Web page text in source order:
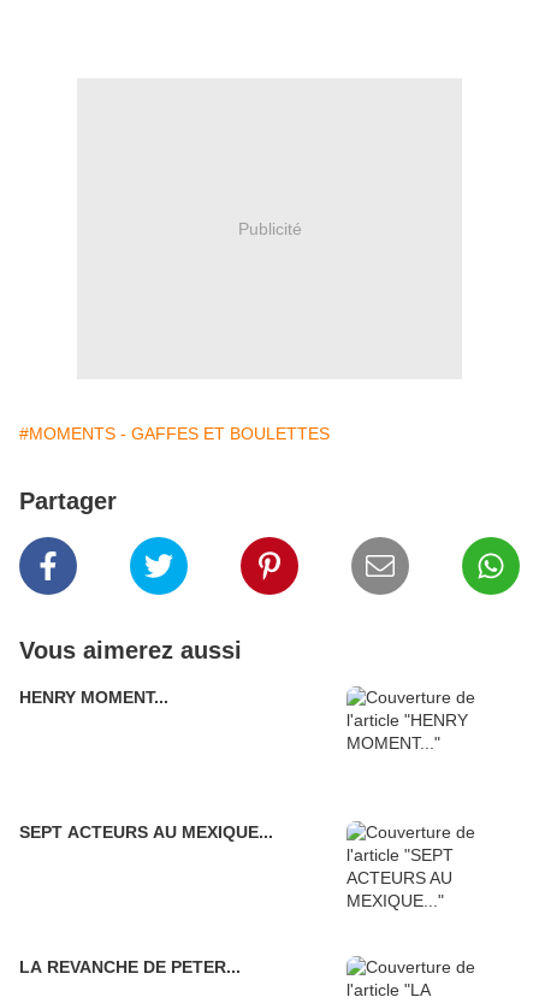
Publicité
#MOMENTS - GAFFES ET BOULETTES
Partager
Vous aimerez aussi
HENRY MOMENT...
SEPT ACTEURS AU MEXIQUE...
LA REVANCHE DE PETER...